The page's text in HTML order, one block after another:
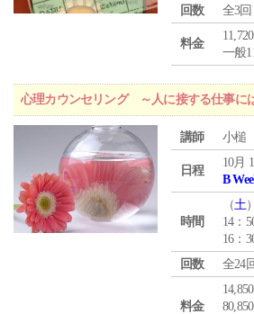
回数
全3回
料金
一般
心理カウンセリング ～人に接する仕事に
講師 小槌
日程
10月
B
時間
（土）
14：
16：
回数
全24
料金